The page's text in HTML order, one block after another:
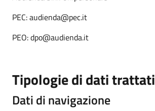
PEC: audienda@pec.it
PEO: dpo@audienda.it
Tipologie di dati trattati
Dati di navigazione